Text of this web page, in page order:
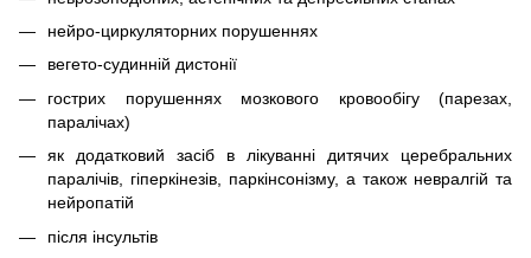
нейро-циркуляторних порушеннях
вегето-судинній дистонії
гострих порушеннях мозкового кровообігу (парезах,
паралічах)
як додатковий засіб в лікуванні дитячих церебральних
паралічів, гіперкінезів, паркінсонізму, а також невралгій та
нейропатій
після інсультів